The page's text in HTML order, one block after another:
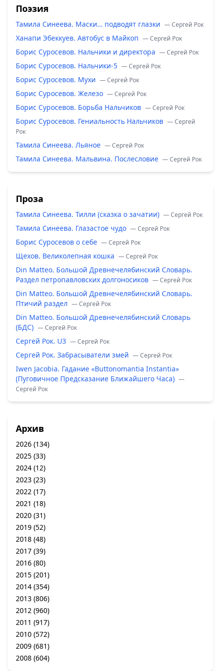
Поэзия
Тамила Синеева. Маски… подводят глазки — Сергей Рок
Ханапи Эбеккуев. Автобус в Майкоп — Сергей Рок
Борис Суросевов. Нальчики и директора — Сергей Рок
Борис Суросевов. Нальчики-5 — Сергей Рок
Борис Суросевов. Мухи — Сергей Рок
Борис Суросевов. Железо — Сергей Рок
Борис Суросевов. Борьба Нальчиков — Сергей Рок
Борис Суросевов. Гениальность Нальчиков — Сергей
Рок
Тамила Синеева. Льяное — Сергей Рок
Тамила Синеева. Мальвина. Послесловие — Сергей Рок
Проза
Тамила Синеева. Тилли (сказка о зачатии) — Сергей Рок
Тамила Синеева. Глазастое чудо — Сергей Рок
Борис Суросевов о себе — Сергей Рок
Щехов. Великолепная кошка — Сергей Рок
Din Matteo. Большой Древнечелябинский Словарь.
Раздел петропавловских долгоносиков — Сергей Рок
Din Matteo. Большой Древнечелябинский Словарь.
Птичий раздел — Сергей Рок
Din Matteo. Большой Древнечелябинский Словарь
(БДС) — Сергей Рок
Сергей Рок. U3 — Сергей Рок
Сергей Рок. Забрасыватели змей — Сергей Рок
Iwen Jacobia. Гадание «Buttonomantia Instantia»
(Пуговичное Предсказание Ближайшего Часа) —
Сергей Рок
Архив
2026 (134)
2025 (33)
2024 (12)
2023 (23)
2022 (17)
2021 (18)
2020 (31)
2019 (52)
2018 (48)
2017 (39)
2016 (80)
2015 (201)
2014 (354)
2013 (806)
2012 (960)
2011 (917)
2010 (572)
2009 (681)
2008 (604)